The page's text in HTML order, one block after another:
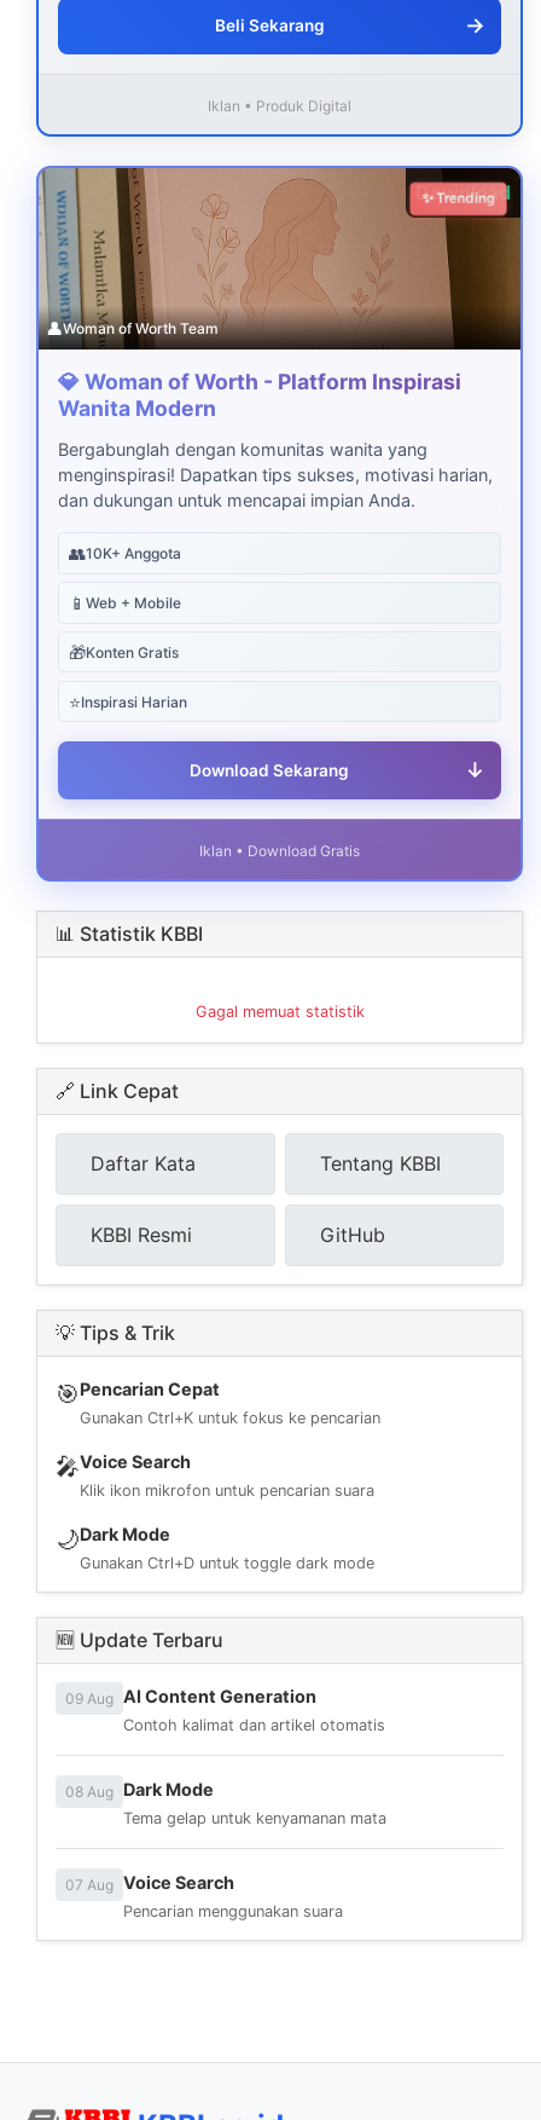
Beli Sekarang →
Iklan • Produk Digital
Download
✨ Trending
👤Woman of Worth Team
💎 Woman of Worth - Platform Inspirasi
Wanita Modern
Bergabunglah dengan komunitas wanita yang
menginspirasi! Dapatkan tips sukses, motivasi harian,
dan dukungan untuk mencapai impian Anda.
👥10K+ Anggota
📱 Web + Mobile
🎁Konten Gratis
⭐Inspirasi Harian
Download Sekarang ↓
Iklan • Download Gratis
📊 Statistik KBBI
Gagal memuat statistik
🔗 Link Cepat
Daftar Kata Tentang KBBI
KBBI Resmi GitHub
💡 Tips & Trik
🎯Pencarian Cepat
Gunakan Ctrl+K untuk fokus ke pencarian
🎤Voice Search
Klik ikon mikrofon untuk pencarian suara
🌙Dark Mode
Gunakan Ctrl+D untuk toggle dark mode
🆕 Update Terbaru
09 Aug AI Content Generation
Contoh kalimat dan artikel otomatis
08 Aug Dark Mode
Tema gelap untuk kenyamanan mata
07 Aug Voice Search
Pencarian menggunakan suara